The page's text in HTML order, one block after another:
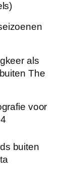
als
The
voor
buiten